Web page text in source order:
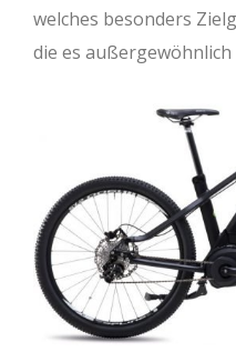
welches besonders
die es außergewöhnlich